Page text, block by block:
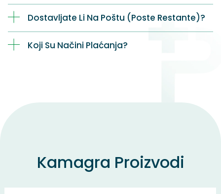
Dostavljate Li Na Poštu (Poste Restante)?
Koji Su Načini Plaćanja?
Kamagra Proizvodi